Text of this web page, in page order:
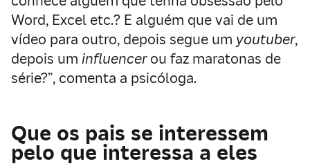
Word, Excel etc.? E alguém que vai de um
vídeo para outro, depois segue um youtuber,
depois um influencerou faz maratonas de
série?”, comenta a psicóloga.
Que os pais se interessem
pelo que interessa a eles